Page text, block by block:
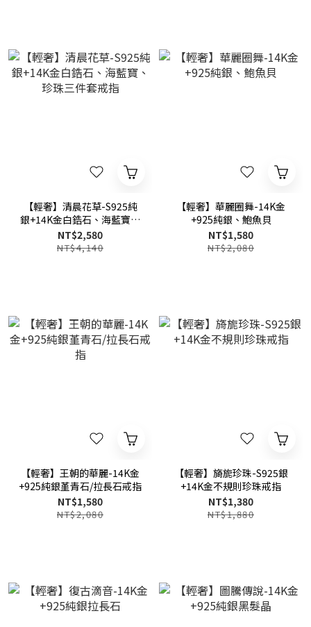
【輕奢】清晨花草-S925純
銀+14K金白鋯石、海藍寶、
珍珠三件套戒指
NT$2,580
NT$4,140
【輕奢】華麗圈舞-14K金
+925純銀、鮑魚貝
NT$1,580
NT$2,080
【輕奢】王朝的華麗-14K金
+925純銀堇青石/拉長石戒指
NT$1,580
NT$2,080
【輕奢】旖旎珍珠-S925銀
+14K金不規則珍珠戒指
NT$1,380
NT$1,880